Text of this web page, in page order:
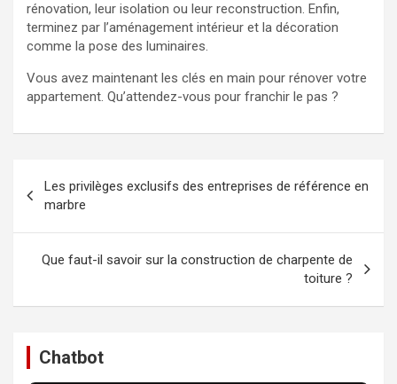
rénovation, leur isolation ou leur reconstruction. Enfin,
terminez par l’aménagement intérieur et la décoration
comme la pose des luminaires.
Vous avez maintenant les clés en main pour rénover votre
appartement. Qu’attendez-vous pour franchir le pas ?
de
l’article
Les privilèges exclusifs des entreprises de référence en
marbre
Que faut-il savoir sur la construction de charpente de
toiture ?
Chatbot